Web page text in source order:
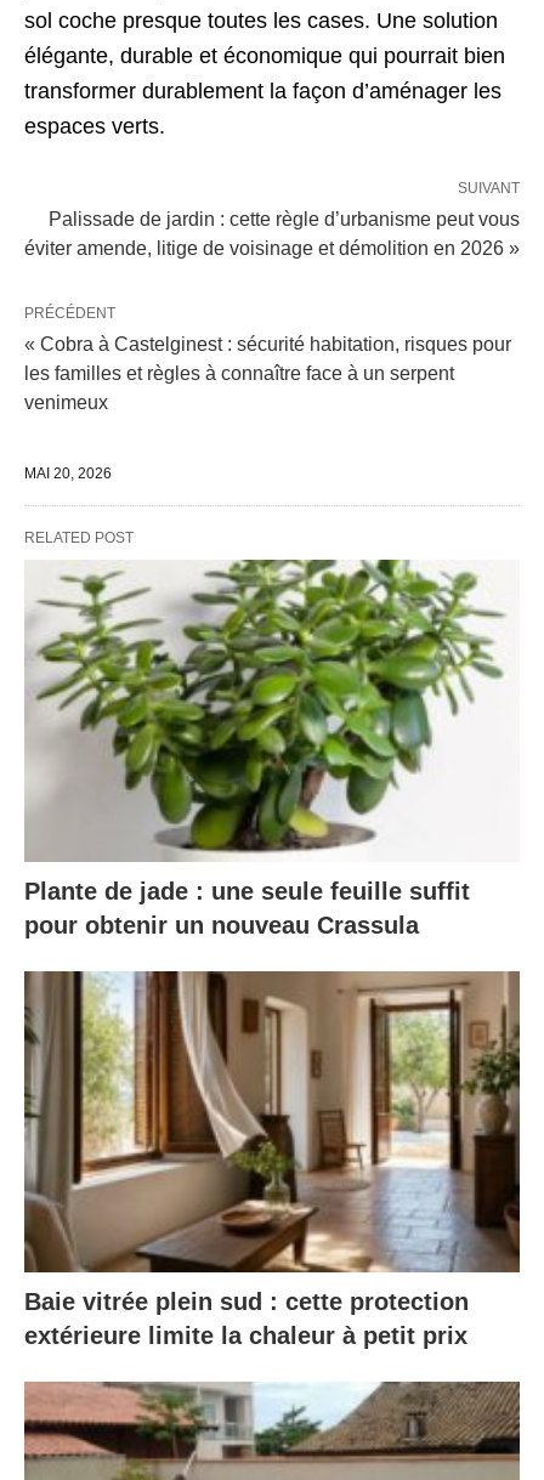
sol coche presque toutes les cases. Une solution
élégante, durable et économique qui pourrait bien
transformer durablement la façon d’aménager les
espaces verts.
SUIVANT
Palissade de jardin : cette règle d’urbanisme peut vous
éviter amende, litige de voisinage et démolition en 2026 »
PRÉCÉDENT
« Cobra à Castelginest : sécurité habitation, risques pour
les familles et règles à connaître face à un serpent
venimeux
MAI 20, 2026
RELATED POST
Plante de jade : une seule feuille suffit
pour obtenir un nouveau Crassula
Baie vitrée plein sud : cette protection
extérieure limite la chaleur à petit prix